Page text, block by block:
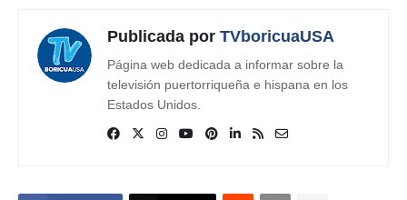
Publicada por TVboricuaUSA
Página web dedicada a informar sobre la
televisión puertorriqueña e hispana en los
Estados Unidos.